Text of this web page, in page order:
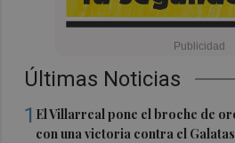
Últimas Noticias
1 El Villarreal pone el broche de
con una victoria contra el